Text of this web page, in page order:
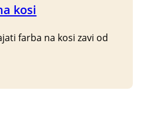
kosi
farba na kosi zavi od